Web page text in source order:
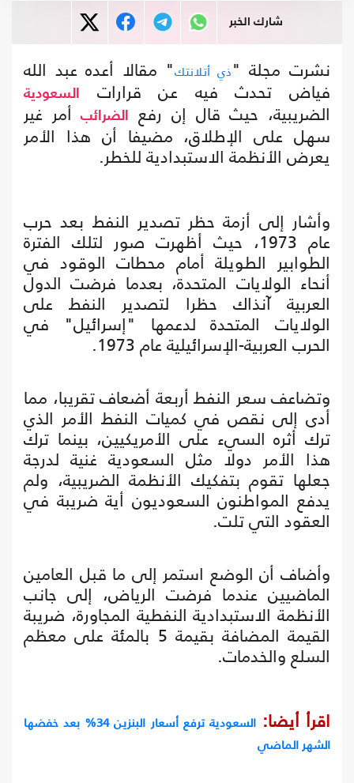
شارك الخبر
نشرت مجلة "ذي أتلانتك" مقالا أعده عبد الله
فياض تحدث فيه عن قرارات
السعودية
الضريبية، حيث قال إن رفع الضرائبأمر غير
سهل على الإطلاق، مضيفا أن هذا الأمر
يعرض الأنظمة الاستبدادية للخطر.
وأشار إلى أزمة حظر تصدير النفط بعد حرب
عام 1973، حيث أظهرت صور لتلك الفترة
الطوابير الطويلة أمام محطات الوقود في
أنحاء الولايات المتحدة، بعدما فرضت الدول
العربية آنذاك حظرا لتصدير النفط على
الولايات المتحدة لدعمها "إسرائيل" في
الحرب العربية-الإسرائيلية عام 1973.
وتضاعف سعر النفط أربعة أضعاف تقريبا، مما
أدى إلى نقص في كميات النفط الأمر الذي
ترك أثره السيء على الأمريكيين، بينما ترك
هذا الأمر دولا مثل السعودية غنية لدرجة
جعلها تقوم بتفكيك الأنظمة الضريبية، ولم
يدفع المواطنون السعوديون أية ضريبة في
العقود التي تلت.
وأضاف أن الوضع استمر إلى ما قبل العامين
الماضيين عندما فرضت الرياض، إلى جانب
الأنظمة الاستبدادية النفطية المجاورة، ضريبة
القيمة المضافة بقيمة 5 بالمئة على معظم
السلع والخدمات.
اقرأ أيضا:
السعودية ترفع أسعار البنزين 34% بعد خفضها
الشهر الماضي